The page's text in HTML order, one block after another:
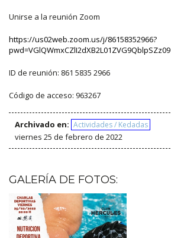
Unirse a la reunión Zoom
https://us02web.zoom.us/j/86158352966?
pwd=VGlQWmxCZlI2dXB2L01ZVG9QblpSZz09
ID de reunión: 861 5835 2966
Código de acceso: 963267
Archivado en: Actividades / Kedadas
viernes 25 de febrero de 2022
GALERÍA DE FOTOS: